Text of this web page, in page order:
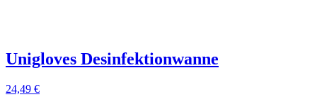
Unigloves Desinfektionwanne
24,49 €